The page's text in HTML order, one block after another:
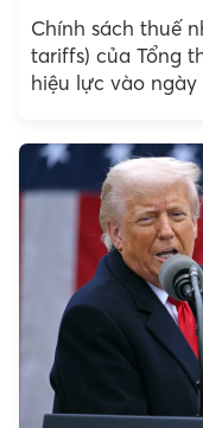
Chính sách thuế
tariffs) của Tổng
hiệu lực vào